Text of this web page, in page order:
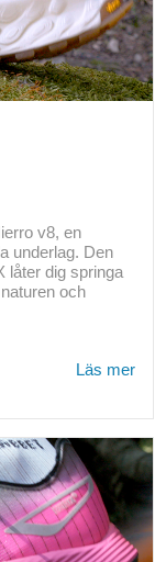
v8, en
underlag. Den
låter dig springa
och
Läs mer